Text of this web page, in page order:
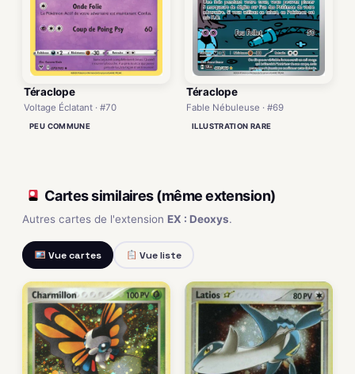
Téraclope
Voltage Éclatant · #70
PEU COMMUNE
Téraclope
Fable Nébuleuse · #69
ILLUSTRATION RARE
Cartes similaires (même extension)
Autres cartes de l'extension EX : Deoxys.
Vue cartes Vue liste